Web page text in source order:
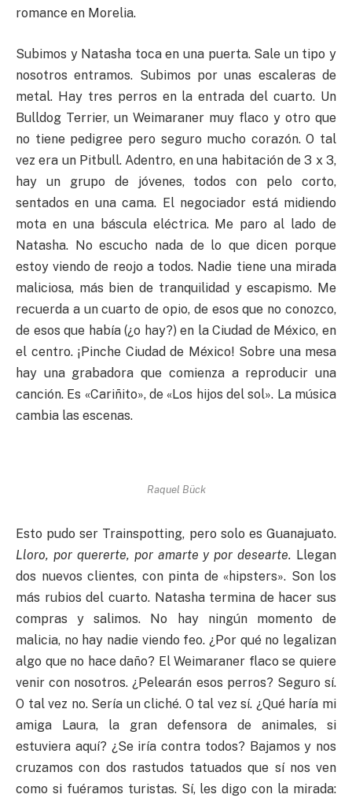
romance en Morelia.
Subimos y Natasha toca en una puerta. Sale un tipo y
nosotros entramos. Subimos por unas escaleras de
metal. Hay tres perros en la entrada del cuarto. Un
Bulldog Terrier, un Weimaraner muy flaco y otro que
no tiene pedigree pero seguro mucho corazón. O tal
vez era un Pitbull. Adentro, en una habitación de 3 x 3,
hay un grupo de jóvenes, todos con pelo corto,
sentados en una cama. El negociador está midiendo
mota en una báscula eléctrica. Me paro al lado de
Natasha. No escucho nada de lo que dicen porque
estoy viendo de reojo a todos. Nadie tiene una mirada
maliciosa, más bien de tranquilidad y escapismo. Me
recuerda a un cuarto de opio, de esos que no conozco,
de esos que había (¿o hay?) en la Ciudad de México, en
el centro. ¡Pinche Ciudad de México! Sobre una mesa
hay una grabadora que comienza a reproducir una
canción. Es «Cariñito», de «Los hijos del sol». La música
cambia las escenas.
Raquel Bück
Esto pudo ser Trainspotting, pero solo es Guanajuato.
Lloro, por quererte, por amarte y por desearte. Llegan
dos nuevos clientes, con pinta de «hipsters». Son los
más rubios del cuarto. Natasha termina de hacer sus
compras y salimos. No hay ningún momento de
malicia, no hay nadie viendo feo. ¿Por qué no legalizan
algo que no hace daño? El Weimaraner flaco se quiere
venir con nosotros. ¿Pelearán esos perros? Seguro sí.
O tal vez no. Sería un cliché. O tal vez sí. ¿Qué haría mi
amiga Laura, la gran defensora de animales, si
estuviera aquí? ¿Se iría contra todos? Bajamos y nos
cruzamos con dos rastudos tatuados que sí nos ven
como si fuéramos turistas. Sí, les digo con la mirada: